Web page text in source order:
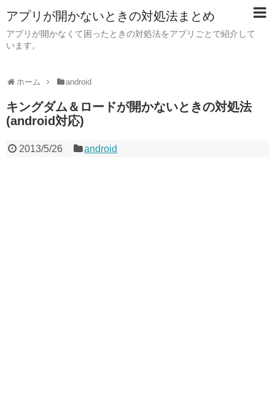
アプリが開かないときの対処法まとめ
アプリが開かなくて困ったときの対処法をアプリごとで紹介して
います。
ホーム android
キングダム＆ロードが開かないときの対処法
(android対応)
2013/5/26 android